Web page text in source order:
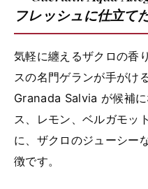
フレッシュに仕立て
気軽に纏えるザクロの香
スの名門ゲランが手が
Granada Salvia が候補
ス、レモン、ベルガモッ
に、ザクロのジューシー
徴です。